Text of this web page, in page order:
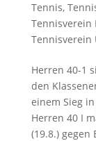
Tennis,
Tennisverein
Tennisverein
Herren 40-1
den
einem Sieg
Herren 40 I
(19.8.) gegen